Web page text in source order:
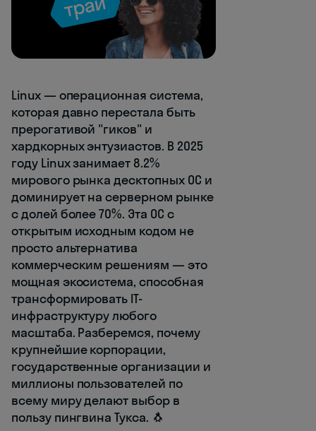
Linux — операционная система,
которая давно перестала быть
прерогативой "гиков" и
хардкорных энтузиастов. В 2025
году Linux занимает 8.2%
мирового рынка десктопных ОС и
доминирует на серверном рынке
с долей более 70%. Эта ОС с
открытым исходным кодом не
просто альтернатива
коммерческим решениям — это
мощная экосистема, способная
трансформировать IT-
инфраструктуру любого
масштаба. Разберемся, почему
крупнейшие корпорации,
государственные организации и
миллионы пользователей по
всему миру делают выбор в
пользу пингвина Тукса. 🐧